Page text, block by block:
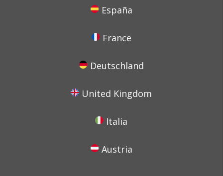
España
France
Deutschland
United Kingdom
Italia
Austria